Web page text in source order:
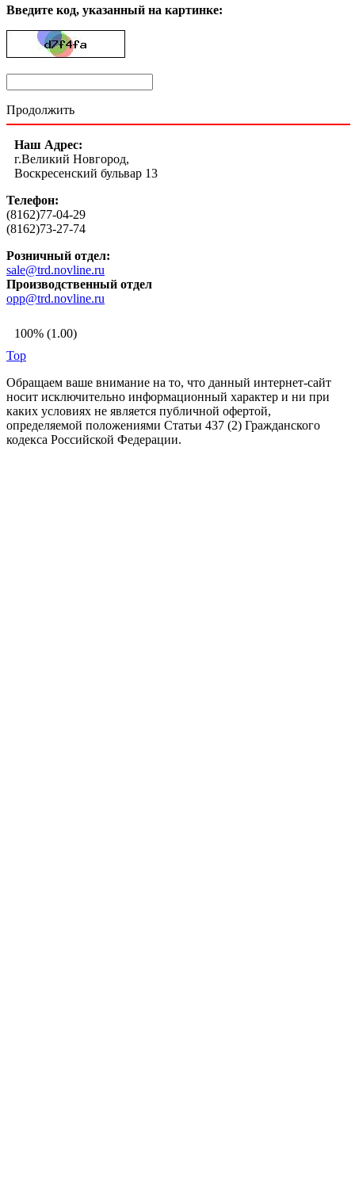
Введите код, указанный на картинке:
Продолжить
Наш Адрес:
г.Великий Новгород,
Воскресенский бульвар 13
Телефон:
(8162)77-04-29
(8162)73-27-74
Розничный отдел:
sale@trd.novline.ru
Производственный отдел
opp@trd.novline.ru
100% (1.00)
Top
Обращаем ваше внимание на то, что данный интернет-сайт
носит исключительно информационный характер и ни при
каких условиях не является публичной офертой,
определяемой положениями Статьи 437 (2) Гражданского
кодекса Российской Федерации.